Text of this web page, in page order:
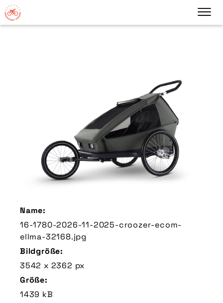
Name:
16-1780-2026-11-2025-croozer-ecom-
ellma-32168.jpg
Bildgröße:
3542 x 2362 px
Größe:
1439 kB